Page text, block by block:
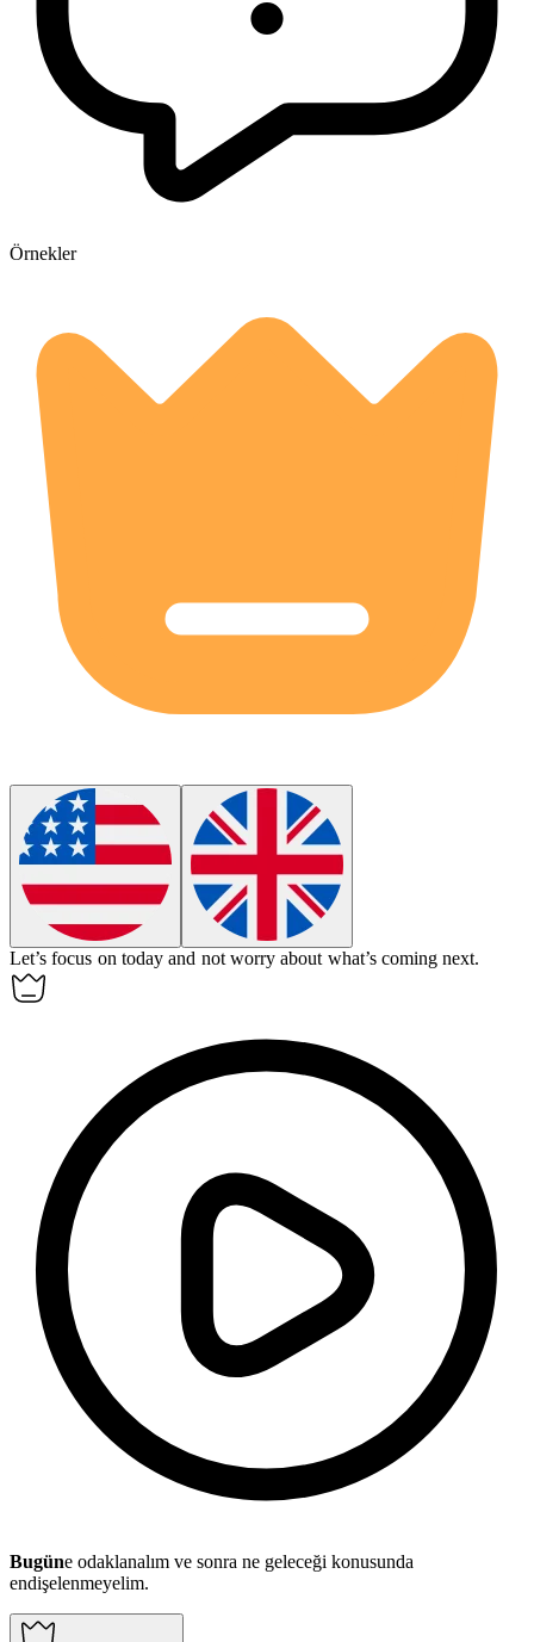
Örnekler
Let’s focus on today and not worry about what’s coming next.
Bugüne odaklanalım ve sonra ne geleceği konusunda
endişelenmeyelim.